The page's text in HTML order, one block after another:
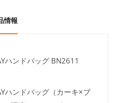
情報
ハンドバッグ BN2611
ハンドバッグ（カーキ×ブ